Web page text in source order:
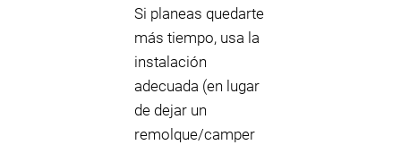
Si planeas quedarte
más tiempo, usa la
instalación
adecuada (en lugar
de dejar un
remolque/camper